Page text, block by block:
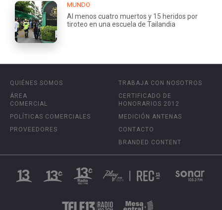
MUNDO
Al menos cuatro muertos y 15 heridos por
tiroteo en una escuela de Tailandia
QUIÉNES SOMOS
ÁREA
COMERCIAL
POLÍTICAS COMERCIALES
PROVEEDORES
TRABAJA CON NOSOTROS
CERTIFICADO DE
HONORARIOS 2012
MEDICIÓN ANTENAS
CONTACTO
BRANDED CONTENT